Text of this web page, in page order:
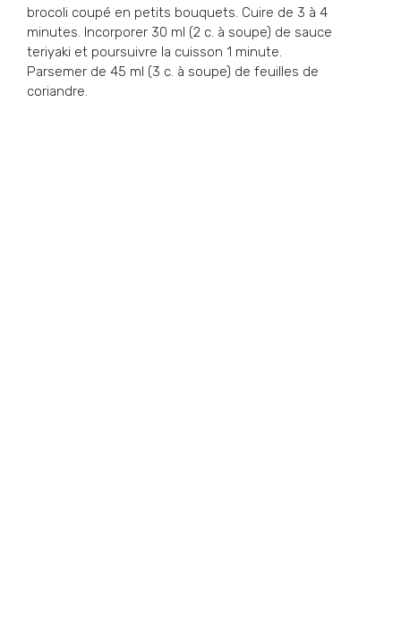
brocoli coupé en petits bouquets. Cuire de 3 à 4
minutes. Incorporer 30 ml (2 c. à soupe) de sauce
teriyaki et poursuivre la cuisson 1 minute.
Parsemer de 45 ml (3 c. à soupe) de feuilles de
coriandre.